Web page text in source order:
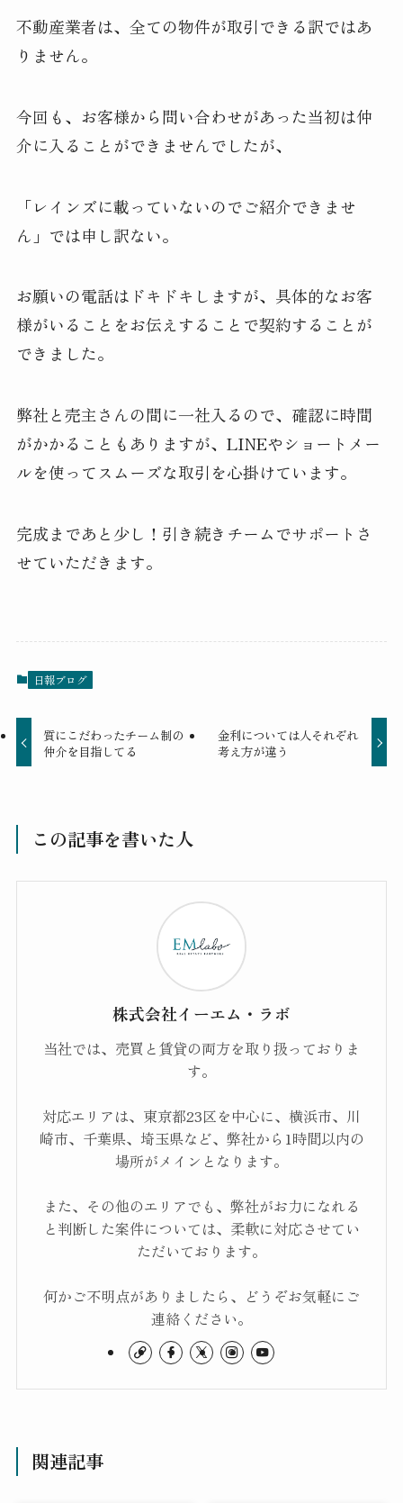
不動産業者は、全ての物件が取引できる訳ではあ
りません。
今回も、お客様から問い合わせがあった当初は仲
介に入ることができませんでしたが、
「レインズに載っていないのでご紹介できませ
ん」では申し訳ない。
お願いの電話はドキドキしますが、具体的なお客
様がいることをお伝えすることで契約することが
できました。
弊社と売主さんの間に一社入るので、確認に時間
がかかることもありますが、LINEやショートメー
ルを使ってスムーズな取引を心掛けています。
完成まであと少し！引き続きチームでサポートさ
せていただきます。
日報ブログ
質にこだわったチーム制の
仲介を目指してる
金利については人それぞれ
考え方が違う
この記事を書いた人
株式会社イーエム・ラボ
当社では、売買と賃貸の両方を取り扱っておりま
す。
対応エリアは、東京都23区を中心に、横浜市、川
崎市、千葉県、埼玉県など、弊社から1時間以内の
場所がメインとなります。
また、その他のエリアでも、弊社がお力になれる
と判断した案件については、柔軟に対応させてい
ただいております。
何かご不明点がありましたら、どうぞお気軽にご
連絡ください。
関連記事